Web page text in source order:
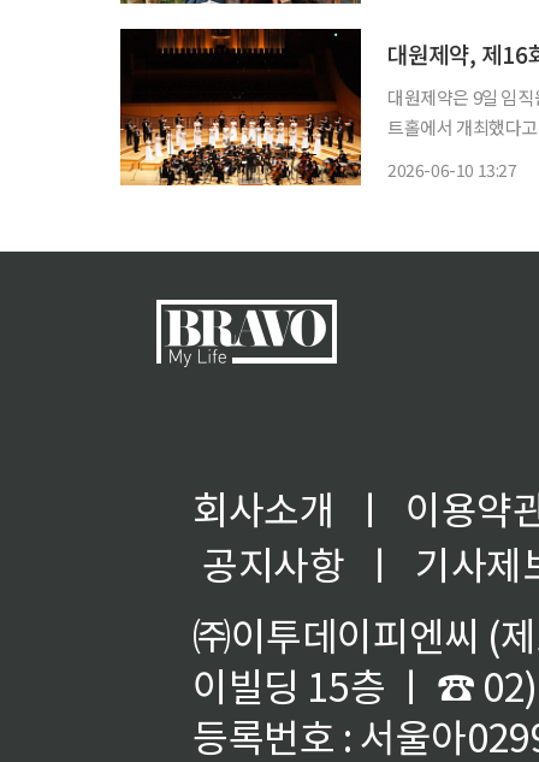
대원제약, 제16
대원제약은 9일 임
트홀에서 개최했다고 10일 밝혔다. 대원하모니는
2026-06-10 13:27
회사소개 ㅣ
이용약
공지사항
ㅣ
기사제
㈜이투데이피엔씨 (
이빌딩 15층 ㅣ ☎
등록번호 : 서울아